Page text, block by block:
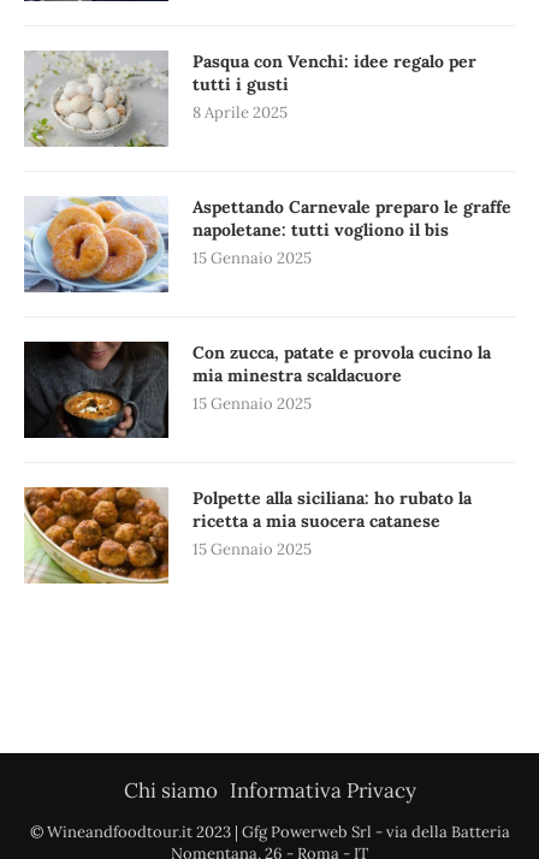
Pasqua con Venchi: idee regalo per
tutti i gusti
8 Aprile 2025
Aspettando Carnevale preparo le graffe
napoletane: tutti vogliono il bis
15 Gennaio 2025
Con zucca, patate e provola cucino la
mia minestra scaldacuore
15 Gennaio 2025
Polpette alla siciliana: ho rubato la
ricetta a mia suocera catanese
15 Gennaio 2025
Chi siamo Informativa Privacy
© Wineandfoodtour.it 2023 | Gfg Powerweb Srl - via della Batteria
Nomentana, 26 - Roma - IT